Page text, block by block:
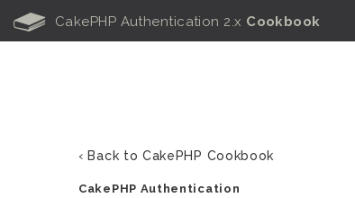
B CakePHP Authentication 2.x Cookbook
‹ Back to CakePHP Cookbook
CakePHP Authentication